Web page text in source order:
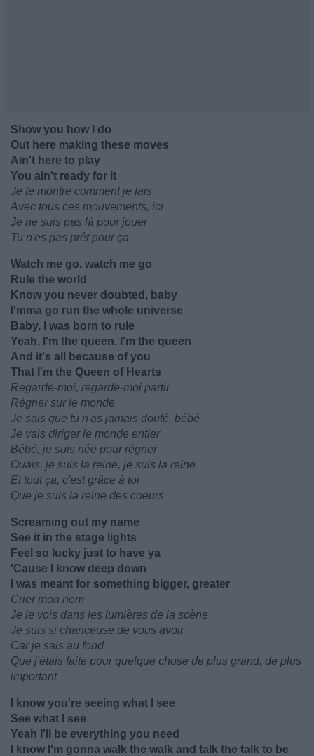
Show you how I do
Out here making these moves
Ain't here to play
You ain't ready for it
Je te montre comment je fais
Avec tous ces mouvements, ici
Je ne suis pas là pour jouer
Tu n'es pas prêt pour ça
Watch me go, watch me go
Rule the world
Know you never doubted, baby
I'mma go run the whole universe
Baby, I was born to rule
Yeah, I'm the queen, I'm the queen
And it's all because of you
That I'm the Queen of Hearts
Regarde-moi, regarde-moi partir
Régner sur le monde
Je sais que tu n'as jamais douté, bébé
Je vais diriger le monde entier
Bébé, je suis née pour régner
Ouais, je suis la reine, je suis la reine
Et tout ça, c'est grâce à toi
Que je suis la reine des coeurs
Screaming out my name
See it in the stage lights
Feel so lucky just to have ya
'Cause I know deep down
I was meant for something bigger, greater
Crier mon nom
Je le vois dans les lumières de la scène
Je suis si chanceuse de vous avoir
Car je sais au fond
Que j'étais faite pour quelque chose de plus grand, de plus
important
I know you're seeing what I see
See what I see
Yeah I'll be everything you need
I know I'm gonna walk the walk and talk the talk to be